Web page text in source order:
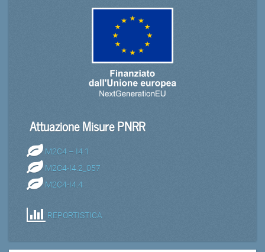
Attuazione Misure PNRR
M2C4 – I4.1
M2C4-I4.2_057
M2C4-I4.4
REPORTISTICA